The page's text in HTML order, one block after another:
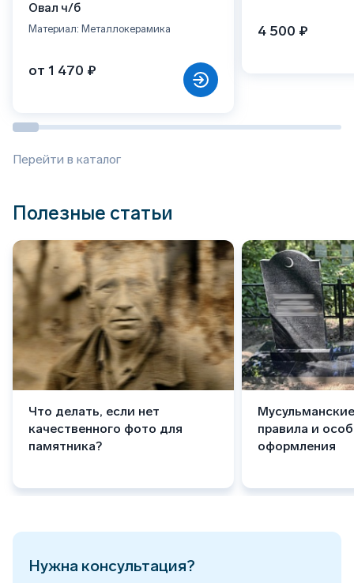
Овал ч/б
Материал: Металлокерамика
от 1 470 ₽
4 500 ₽
Перейти в каталог
Полезные статьи
Что делать, если нет
качественного фото для
памятника?
правила и
оформления
Нужна консультация?